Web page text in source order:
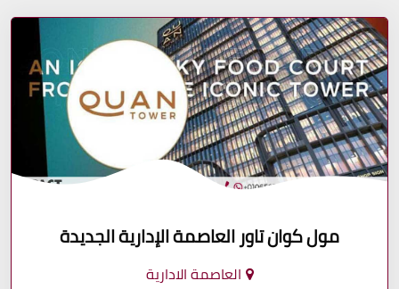
مول كوان تاور العاصمة الإدارية الجديدة
العاصمة الادارية